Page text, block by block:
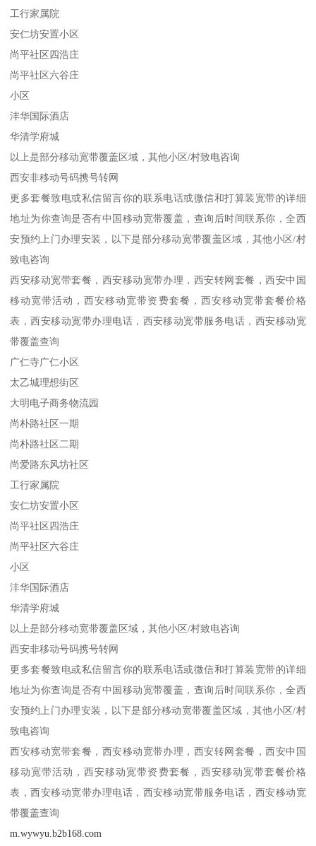
工行家属院
安仁坊安置小区
尚平社区四浩庄
尚平社区六谷庄
小区
沣华国际酒店
华清学府城
以上是部分移动宽带覆盖区域，其他小区/村致电咨询
西安非移动号码携号转网
更多套餐致电或私信留言你的联系电话或微信和打算装宽带的详细
地址为你查询是否有中国移动宽带覆盖，查询后时间联系你，全西
安预约上门办理安装，以下是部分移动宽带覆盖区域，其他小区/村
致电咨询
西安移动宽带套餐，西安移动宽带办理，西安转网套餐，西安中国
移动宽带活动，西安移动宽带资费套餐，西安移动宽带套餐价格
表，西安移动宽带办理电话，西安移动宽带服务电话，西安移动宽
带覆盖查询
广仁寺广仁小区
太乙城理想街区
大明电子商务物流园
尚朴路社区一期
尚朴路社区二期
尚爱路东风坊社区
工行家属院
安仁坊安置小区
尚平社区四浩庄
尚平社区六谷庄
小区
沣华国际酒店
华清学府城
以上是部分移动宽带覆盖区域，其他小区/村致电咨询
西安非移动号码携号转网
更多套餐致电或私信留言你的联系电话或微信和打算装宽带的详细
地址为你查询是否有中国移动宽带覆盖，查询后时间联系你，全西
安预约上门办理安装，以下是部分移动宽带覆盖区域，其他小区/村
致电咨询
西安移动宽带套餐，西安移动宽带办理，西安转网套餐，西安中国
移动宽带活动，西安移动宽带资费套餐，西安移动宽带套餐价格
表，西安移动宽带办理电话，西安移动宽带服务电话，西安移动宽
带覆盖查询
m.wywyu.b2b168.com